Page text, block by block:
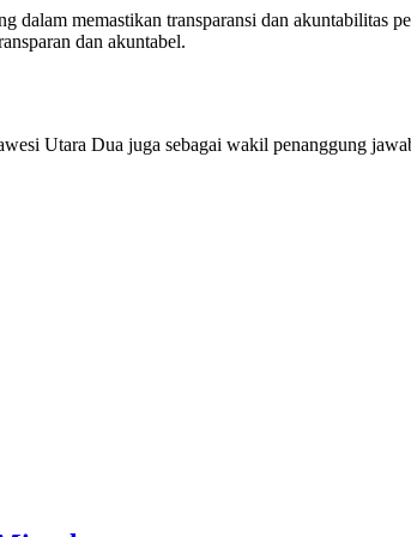
memastikan transparansi dan akuntabilitas
dan akuntabel.
Utara Dua juga sebagai wakil penanggung